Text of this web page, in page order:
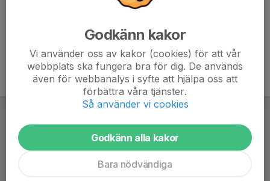
Godkänn kakor
Vi använder oss av kakor (cookies) för att vår
webbplats ska fungera bra för dig. De används
även för webbanalys i syfte att hjälpa oss att
förbättra våra tjänster.
Så använder vi cookies
Godkänn alla kakor
Bara nödvändiga